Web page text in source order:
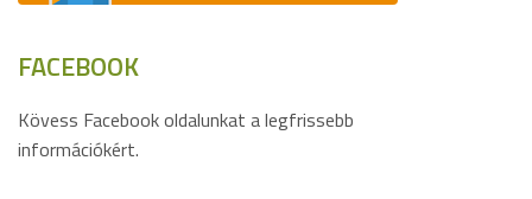
FACEBOOK
Kövess Facebook oldalunkat a legfrissebb
információkért.